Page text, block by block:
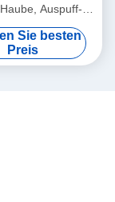
Auspuff-
Hauben für
Labor trocknet
Sie besten
Preis